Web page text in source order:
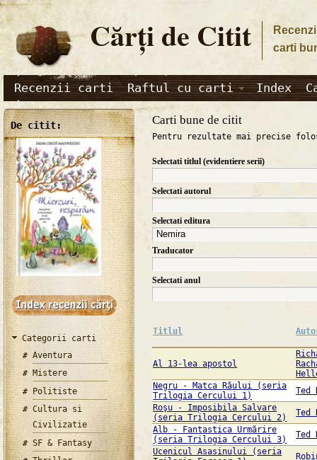
Cărţi de Citit
carti
Recenzii carti Raftul cu carti Index
De citit:
Categorii carti
Aventura
Mistere
Politiste
Cultura si
Civilizatie
SF & Fantasy
Carti bune de citit
Pentru rezultate mai precise
Selectati titlul (evidentiere serii)
Selectati autorul
Selectati editura
Traducator
Selectati anul
Titlul
Al 13-lea apostol
Negru - Matca Răului (seria
Trilogia Cercului 1)
Ted
Roşu - Imposibila Salvare
(seria Trilogia Cercului 2)
Ted
Alb - Fantastica Urmărire
(seria Trilogia Cercului 3)
Ted
Ucenicul Asasinului (seria